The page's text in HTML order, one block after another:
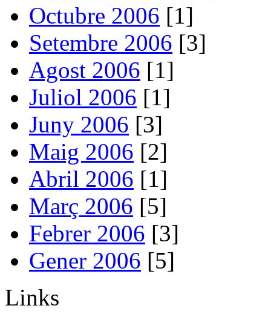
Octubre 2006 [1]
Setembre 2006 [3]
Agost 2006 [1]
Juliol 2006 [1]
Juny 2006 [3]
Maig 2006 [2]
Abril 2006 [1]
Març 2006 [5]
Febrer 2006 [3]
Gener 2006 [5]
Links